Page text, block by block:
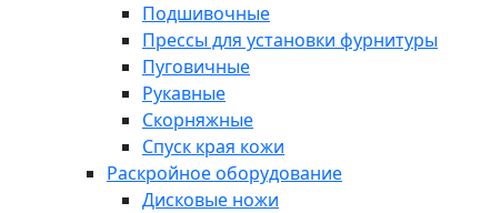
Подшивочные
Прессы для установки фурнитуры
Пуговичные
Рукавные
Скорняжные
Спуск края кожи
Раскройное оборудование
Дисковые ножи